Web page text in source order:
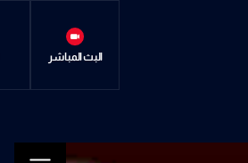
البث المباشر